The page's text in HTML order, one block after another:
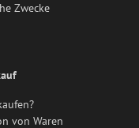
Zwecke
von Waren